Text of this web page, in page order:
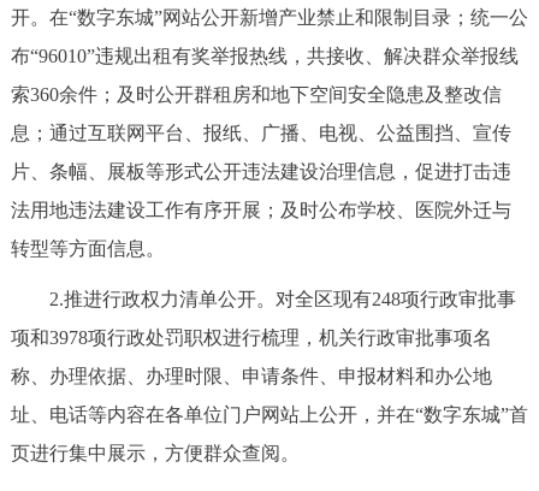
开。在“数字东城”网站公开新增产业禁止和限制目录；统一公
布“96010”违规出租有奖举报热线，共接收、解决群众举报线
索360余件；及时公开群租房和地下空间安全隐患及整改信
息；通过互联网平台、报纸、广播、电视、公益围挡、宣传
片、条幅、展板等形式公开违法建设治理信息，促进打击违
法用地违法建设工作有序开展；及时公布学校、医院外迁与
转型等方面信息。
2.推进行政权力清单公开。对全区现有248项行政审批事
项和3978项行政处罚职权进行梳理，机关行政审批事项名
称、办理依据、办理时限、申请条件、申报材料和办公地
址、电话等内容在各单位门户网站上公开，并在“数字东城”首
页进行集中展示，方便群众查阅。